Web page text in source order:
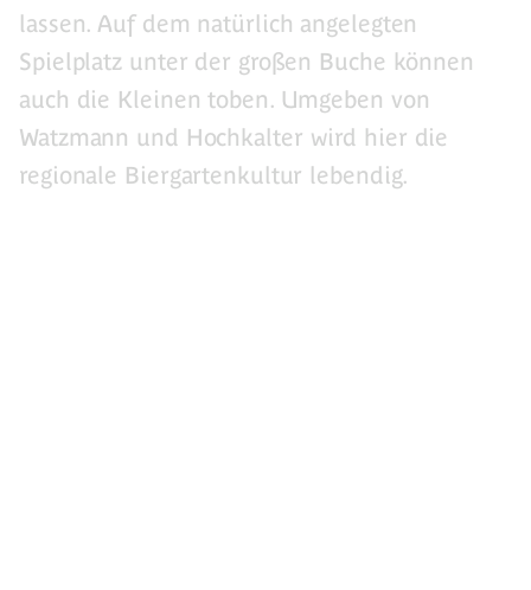
lassen. Auf dem natürlich angelegten
Spielplatz unter der großen Buche können
auch die Kleinen toben. Umgeben von
Watzmann und Hochkalter wird hier die
regionale Biergartenkultur lebendig.